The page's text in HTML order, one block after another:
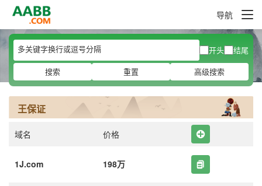
导航
开头
结尾
搜索
重置 高级搜索
王保证
域名 价格
1J.com 198万